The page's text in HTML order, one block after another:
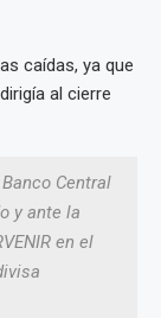
caídas, ya que
al cierre
Central
y ante la
en el